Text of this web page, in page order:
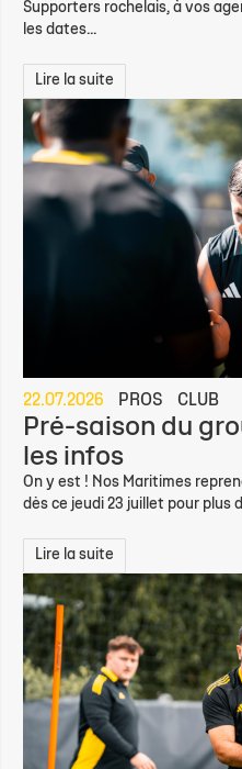
Supporters rochelais, à vos
les dates...
Lire la suite
22.07.2026 PROS CLUB
Pré-saison du
les infos
On y est ! Nos Maritimes
dès ce jeudi 23 juillet pour plus
Lire la suite